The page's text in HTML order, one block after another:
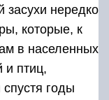
засухи нередко
которые, к
в населенных
и птиц,
годы